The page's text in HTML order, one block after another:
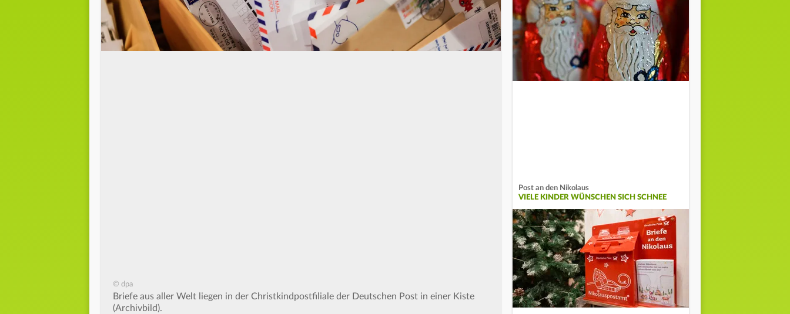
© dpa
Briefe aus aller Welt liegen in der Christkindpostfiliale der Deutschen Post in einer Kiste
(Archivbild).
Post an den Nikolaus
VIELE KINDER WÜNSCHEN SICH SCHNEE